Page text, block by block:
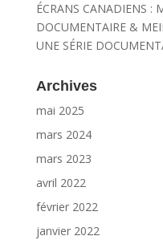
ÉCRANS CANADIENS :
DOCUMENTAIRE &
UNE SÉRIE
Archives
mai 2025
mars 2024
mars 2023
avril 2022
février 2022
janvier 2022